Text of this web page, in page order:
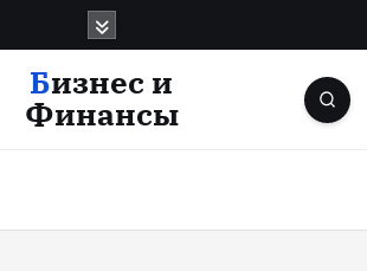
Бизнес и
Финансы